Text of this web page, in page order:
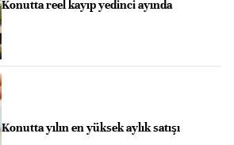
Konutta reel kayıp yedinci ayında
Konutta yılın en yüksek aylık satışı